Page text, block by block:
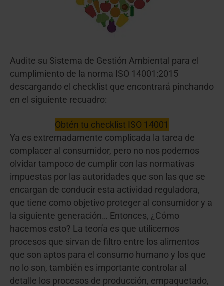
Audite su Sistema de Gestión Ambiental para el
cumplimiento de la norma ISO 14001:2015
descargando el checklist que encontrará pinchando
en el siguiente recuadro:
Obtén tu checklist ISO 14001
Ya es extremadamente complicada la tarea de
complacer al consumidor, pero no nos podemos
olvidar tampoco de cumplir con las normativas
impuestas por las autoridades que son las que se
encargan de conducir esta actividad reguladora,
que tiene como objetivo proteger al consumidor y a
la siguiente generación… Entonces, ¿Cómo
hacemos esto? La teoría es que utilicemos
procesos que sirvan de filtro entre los alimentos
que son aptos para el consumo humano y los que
no lo son, también es importante controlar al
detalle los procesos de producción, empaquetado,